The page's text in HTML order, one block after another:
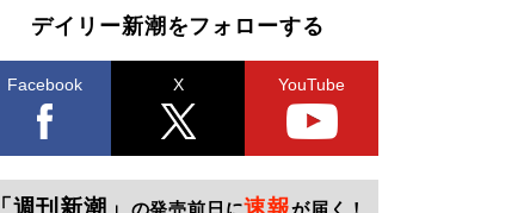
デイリー新潮をフォローする
Facebook X YouTube
「週刊新潮」 の発売前日に速報が届く！